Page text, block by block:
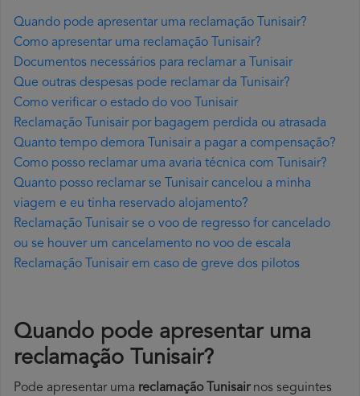
Quando pode apresentar uma reclamação Tunisair?
Como apresentar uma reclamação Tunisair?
Documentos necessários para reclamar a Tunisair
Que outras despesas pode reclamar da Tunisair?
Como verificar o estado do voo Tunisair
Reclamação Tunisair por bagagem perdida ou atrasada
Quanto tempo demora Tunisair a pagar a compensação?
Como posso reclamar uma avaria técnica com Tunisair?
Quanto posso reclamar se Tunisair cancelou a minha
viagem e eu tinha reservado alojamento?
Reclamação Tunisair se o voo de regresso for cancelado
ou se houver um cancelamento no voo de escala
Reclamação Tunisair em caso de greve dos pilotos
Quando pode apresentar uma
reclamação Tunisair?
Pode apresentar uma reclamação Tunisairnos seguintes